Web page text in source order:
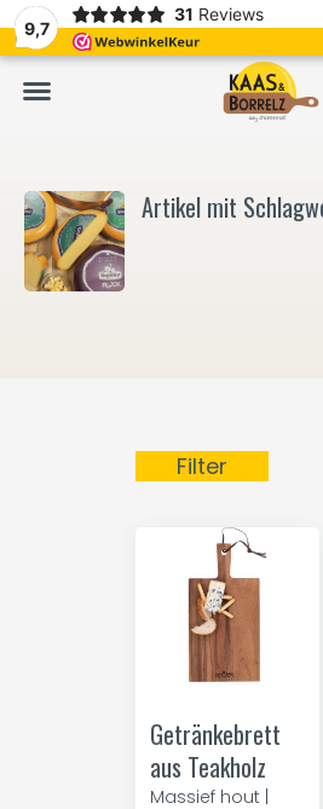
9,7
31 Reviews
Frisch geschnitten und
Artikel mit
Filter
Getränkebrett
aus Teakholz
Massief hout |